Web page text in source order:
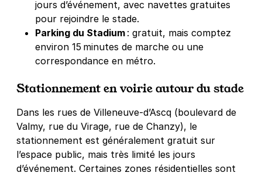
jours d’événement, avec navettes gratuites
pour rejoindre le stade.
Parking du Stadium : gratuit, mais comptez
environ 15 minutes de marche ou une
correspondance en métro.
Stationnement en voirie autour du stade
Dans les rues de Villeneuve‑d’Ascq (boulevard de
Valmy, rue du Virage, rue de Chanzy), le
stationnement est généralement gratuit sur
l’espace public, mais très limité les jours
d’événement. Certaines zones résidentielles sont